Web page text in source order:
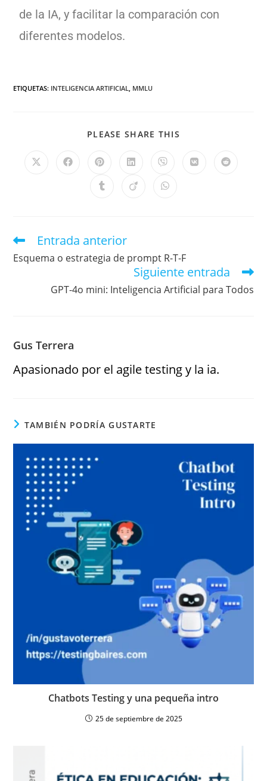
de la IA, y facilitar la comparación con
diferentes modelos.
ETIQUETAS: INTELIGENCIA ARTIFICIAL, MMLU
PLEASE SHARE THIS
Entrada anterior
Esquema o estrategia de prompt R-T-F
Siguiente entrada
GPT-4o mini: Inteligencia Artificial para Todos
Gus Terrera
Apasionado por el agile testing y la ia.
TAMBIÉN PODRÍA GUSTARTE
Chatbots Testing y una pequeña intro
25 de septiembre de 2025